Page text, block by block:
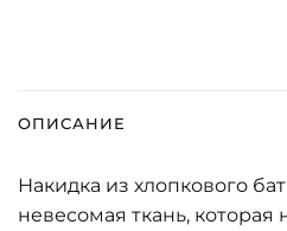
ОПИСАНИЕ
Накидка из хлопкового
невесомая ткань, которая